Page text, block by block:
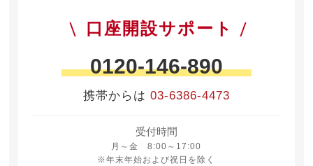
口座開設サポート
0120-146-890
携帯からは 03-6386-4473
受付時間
月～金 8:00～17:00
月曜日から金曜日 8時から17時
※年末年始および祝日を除く